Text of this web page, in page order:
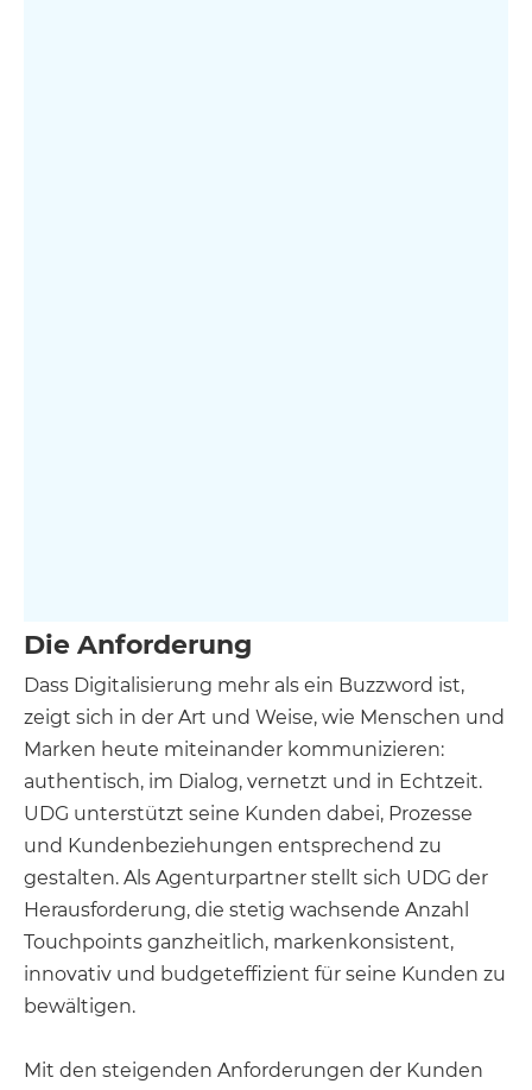
Die Anforderung
Dass Digitalisierung mehr als ein Buzzword ist,
zeigt sich in der Art und Weise, wie Menschen und
Marken heute miteinander kommunizieren:
authentisch, im Dialog, vernetzt und in Echtzeit.
UDG unterstützt seine Kunden dabei, Prozesse
und Kundenbeziehungen entsprechend zu
gestalten. Als Agenturpartner stellt sich UDG der
Herausforderung, die stetig wachsende Anzahl
Touchpoints ganzheitlich, markenkonsistent,
innovativ und budgeteffizient für seine Kunden zu
bewältigen.
Mit den steigenden Anforderungen der Kunden